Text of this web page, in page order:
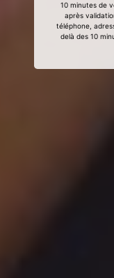
10 minutes de
après
téléphone,
delà des 10